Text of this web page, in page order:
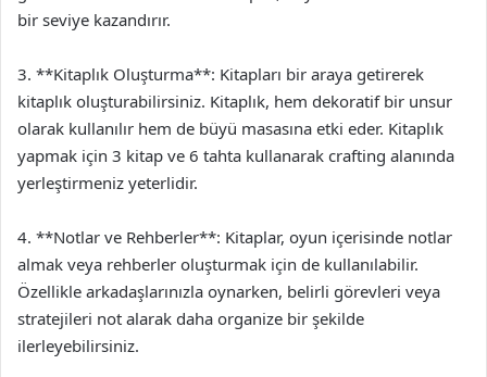
bir seviye kazandırır.
3. **Kitaplık Oluşturma**: Kitapları bir araya getirerek
kitaplık oluşturabilirsiniz. Kitaplık, hem dekoratif bir unsur
olarak kullanılır hem de büyü masasına etki eder. Kitaplık
yapmak için 3 kitap ve 6 tahta kullanarak crafting alanında
yerleştirmeniz yeterlidir.
4. **Notlar ve Rehberler**: Kitaplar, oyun içerisinde notlar
almak veya rehberler oluşturmak için de kullanılabilir.
Özellikle arkadaşlarınızla oynarken, belirli görevleri veya
stratejileri not alarak daha organize bir şekilde
ilerleyebilirsiniz.